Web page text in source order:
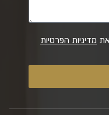
מדיניות הפרטיות